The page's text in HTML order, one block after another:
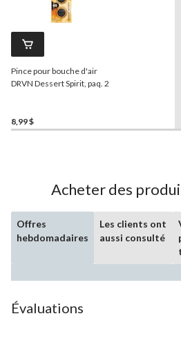
Pince pour bouche d'air
DRVN Dessert Spirit, paq. 2
8,99 $
Acheter des
Offres
hebdomadaires
Les clients ont
aussi consulté
Évaluations